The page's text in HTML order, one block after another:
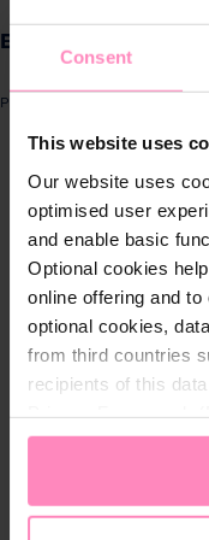
Consent
This website uses
Our website uses
optimised user
and enable basic
Optional cookies
online offering and
optional cookies,
from third countries
recipients of this
appropriate level of
only
access and change
BHT Schlitten
Produktnummer: SW10847